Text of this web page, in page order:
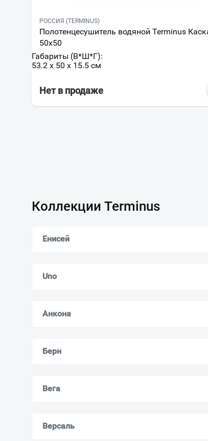
РОССИЯ (TERMINUS)
Полотенцесушитель водяной Terminus
50х50
Габариты (В*Ш*Г):
53.2 x 50 x 15.5 см
Нет в продаже
Коллекции Terminus
Енисей
Uno
Анкона
Берн
Вега
Версаль